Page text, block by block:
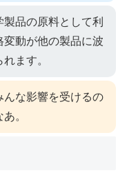
品の原料として利
変動が他の製品に波
ます。
んな影響を受けるの
。